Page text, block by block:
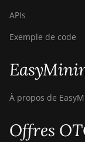
APIs
Exemple de code
À propos de
Offres